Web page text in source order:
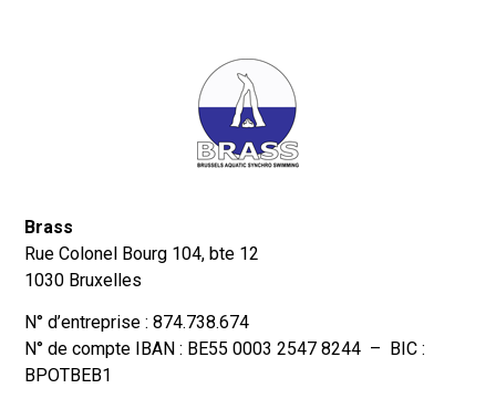
Brass
Rue Colonel Bourg 104, bte 12
1030 Bruxelles
N° d’entreprise : 874.738.674
N° de compte IBAN : BE55 0003 2547 8244 – BIC :
BPOTBEB1